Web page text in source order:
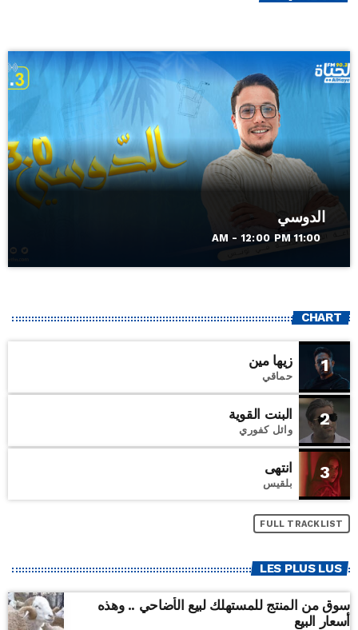
الدوسي
11:00 AM - 12:00 PM
CHART
1 زيها مين
حماقي
2 البنت القوية
وائل كفوري
3 انتهى
بلقيس
FULL TRACKLIST
LES PLUS LUS
سوق من المنتج للمستهلك لبيع الأضاحي .. وهذه
أسعار البيع